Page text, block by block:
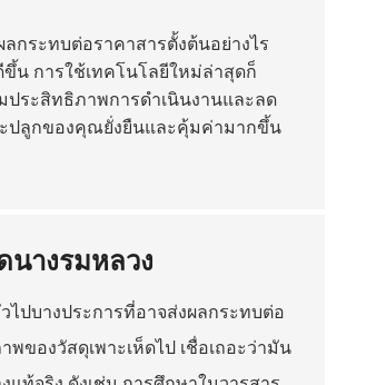
กระทบต่อราคาสารตั้งต้นอย่างไร
น การใช้เทคโนโลยีใหม่ล่าสุดก็
ประสิทธิภาพการดำเนินงานและลด
ะปลูกของคุณยั่งยืนและคุ้มค่ามากขึ้น
นางรมหลวง
ปบางประการที่อาจส่งผลกระทบต่อ
องวัสดุเพาะเห็ดไป เชื่อเถอะว่ามัน